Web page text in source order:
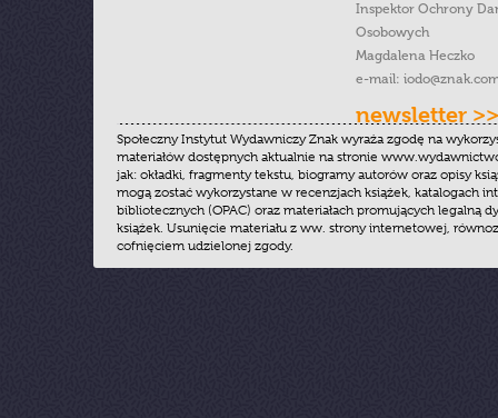
Inspektor Ochrony
Osobowych
Magdalena Heczko
e-mail:
newsletter >>
Społeczny Instytut Wydawniczy Znak wyraża zgodę na
materiałów dostępnych aktualnie na stronie
jak: okładki, fragmenty tekstu, biogramy autorów oraz opisy
mogą zostać wykorzystane w recenzjach książek, katalogach
bibliotecznych (OPAC) oraz materiałach promujących legalną
książek. Usunięcie materiału z ww. strony internetowej,
cofnięciem udzielonej zgody.